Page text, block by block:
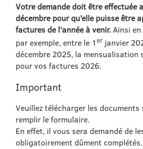
Votre demande doit être effectuée
décembre pour qu’elle puisse être
factures de l’année à venir.Ainsi en
par exemple, entre le 1er janvier
décembre 2025, la mensualisation
pour vos factures 2026.
Important
Veuillez télécharger les
remplir le formulaire.
En effet, il vous sera demandé de
obligatoirement dûment complétés.